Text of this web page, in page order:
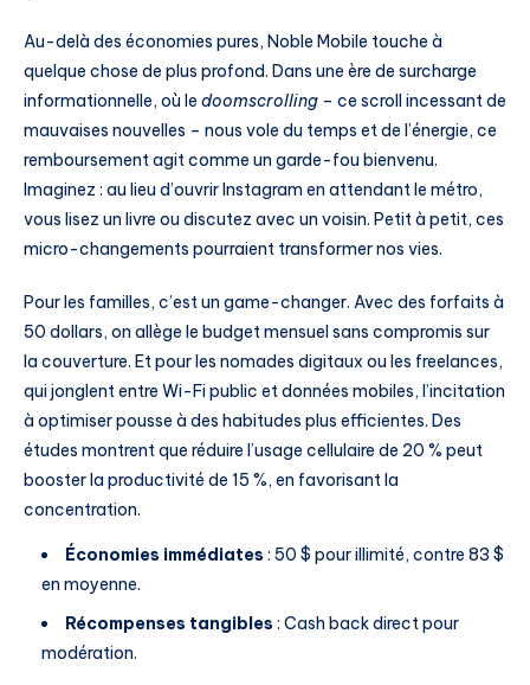
Au-delà des économies pures, Noble Mobile touche à
quelque chose de plus profond. Dans une ère de surcharge
informationnelle, où le doomscrolling – ce scroll incessant de
mauvaises nouvelles – nous vole du temps et de l’énergie, ce
remboursement agit comme un garde-fou bienvenu.
Imaginez : au lieu d’ouvrir Instagram en attendant le métro,
vous lisez un livre ou discutez avec un voisin. Petit à petit, ces
micro-changements pourraient transformer nos vies.
Pour les familles, c’est un game-changer. Avec des forfaits à
50 dollars, on allège le budget mensuel sans compromis sur
la couverture. Et pour les nomades digitaux ou les freelances,
qui jonglent entre Wi-Fi public et données mobiles, l’incitation
à optimiser pousse à des habitudes plus efficientes. Des
études montrent que réduire l’usage cellulaire de 20 % peut
booster la productivité de 15 %, en favorisant la
concentration.
Économies immédiates : 50 $ pour illimité, contre 83 $
en moyenne.
Récompenses tangibles : Cash back direct pour
modération.